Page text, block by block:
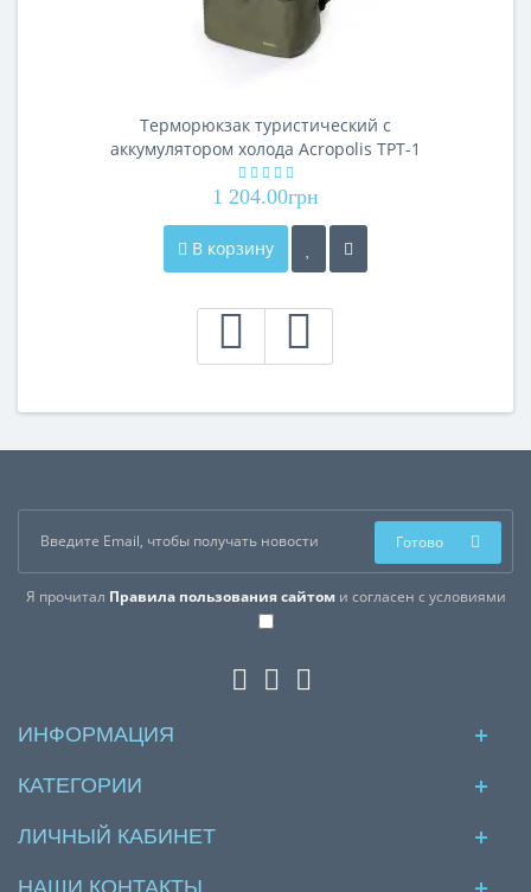
Терморюкзак туристический с
аккумулятором холода Acropolis ТРТ-1
1 204.00грн
В корзину
Я прочитал Правила пользования сайтоми согласен с условиями
Готово
ИНФОРМАЦИЯ
КАТЕГОРИИ
ЛИЧНЫЙ КАБИНЕТ